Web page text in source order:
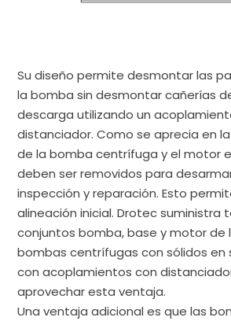
Su diseño permite desmontar las
la bomba sin desmontar cañerías
descarga utilizando un
distanciador. Como se aprecia en
de la bomba centrífuga y el motor
deben ser removidos para
inspección y reparación. Esto
alineación inicial.Drotecsuministra
conjuntos bomba, base y motor de
bombas centrífugas con sólidos en
con acoplamientos con
aprovechar esta ventaja.
Una ventaja adicional es que las